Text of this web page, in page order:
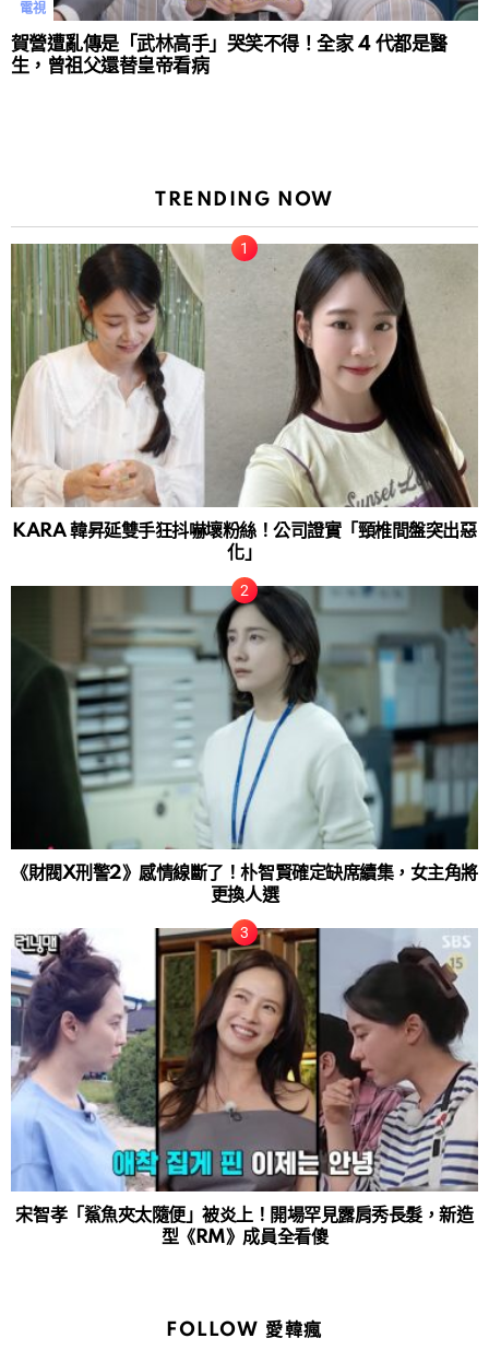
電視
賀營遭亂傳是「武林高手」哭笑不得！全家 4 代都是醫
生，曾祖父還替皇帝看病
TRENDING NOW
KARA 韓昇延雙手狂抖嚇壞粉絲！公司證實「頸椎間盤突出惡
化」
《財閥X刑警2》感情線斷了！朴智賢確定缺席續集，女主角將
更換人選
宋智孝「鯊魚夾太隨便」被炎上！開場罕見露肩秀長髮，新造
型《RM》成員全看傻
FOLLOW 愛韓瘋